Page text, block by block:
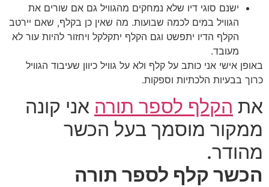
ישנם סוגי דיו שלא נמחקים מהגוויל גם אם שורים את
הגוויל במים לכמה שבועות. מה שאין כן בקלף, שאם יירטב
הקלף הדיו יתפשט וגם הקלף יתקלקל ויחזור להיות עור לא
מעובד.
באופן אישי אני כותב על קלף ולא על גוויל כיוון שעיבוד הגוויל
כרוך בבעיות הלכתיות וספקות.
את הקלף לספר תורה אני קונה
ממקור מוסמך בעל הכשר
מהודר.
הכשר קלף לספר תורה